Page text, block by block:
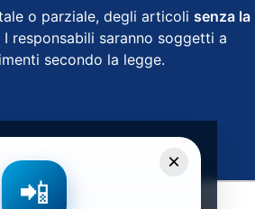
o parziale, degli articoli senza la
I responsabili saranno soggetti a
secondo la legge.
×
📲
Condividi